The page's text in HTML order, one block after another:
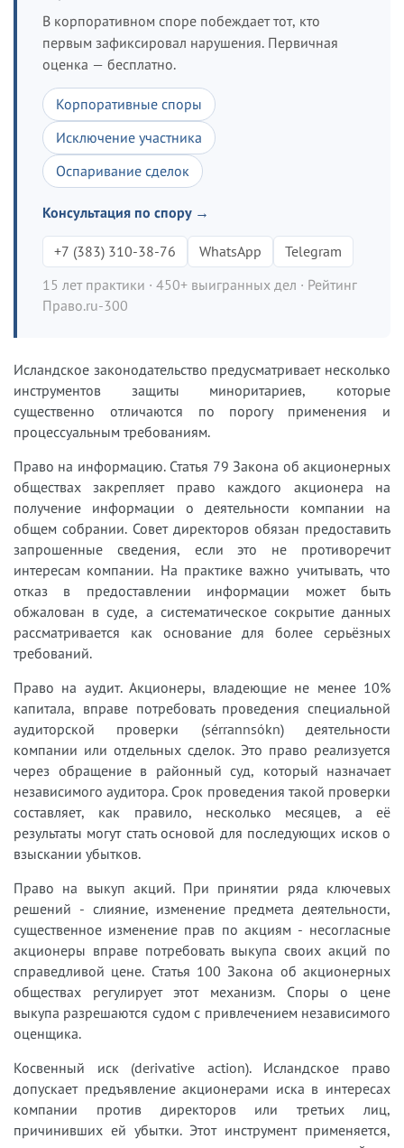
В корпоративном споре побеждает тот, кто
первым зафиксировал нарушения. Первичная
оценка — бесплатно.
Корпоративные споры
Исключение участника
Оспаривание сделок
Консультация по спору →
+7 (383) 310-38-76 WhatsApp
Telegram
15 лет практики · 450+ выигранных дел · Рейтинг
Право.ru-300
Исландское законодательство предусматривает несколько
инструментов защиты миноритариев, которые
существенно отличаются по порогу применения и
процессуальным требованиям.
Право на информацию. Статья 79 Закона об акционерных
обществах закрепляет право каждого акционера на
получение информации о деятельности компании на
общем собрании. Совет директоров обязан предоставить
запрошенные сведения, если это не противоречит
интересам компании. На практике важно учитывать, что
отказ в предоставлении информации может быть
обжалован в суде, а систематическое сокрытие данных
рассматривается как основание для более серьёзных
требований.
Право на аудит. Акционеры, владеющие не менее 10%
капитала, вправе потребовать проведения специальной
аудиторской проверки (sérrannsókn) деятельности
компании или отдельных сделок. Это право реализуется
через обращение в районный суд, который назначает
независимого аудитора. Срок проведения такой проверки
составляет, как правило, несколько месяцев, а её
результаты могут стать основой для последующих исков о
взыскании убытков.
Право на выкуп акций. При принятии ряда ключевых
решений - слияние, изменение предмета деятельности,
существенное изменение прав по акциям - несогласные
акционеры вправе потребовать выкупа своих акций по
справедливой цене. Статья 100 Закона об акционерных
обществах регулирует этот механизм. Споры о цене
выкупа разрешаются судом с привлечением независимого
оценщика.
Косвенный иск (derivative action). Исландское право
допускает предъявление акционерами иска в интересах
компании против директоров или третьих лиц,
причинивших ей убытки. Этот инструмент применяется,